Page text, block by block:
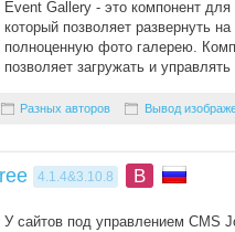
Event Gallery - это компонент для
который позволяет развернуть на
полноценную фото галерею.
позволяет загружать и
Разных авторов Вывод
4.1.4&3.10.8 B
У сайтов под управлением CMS